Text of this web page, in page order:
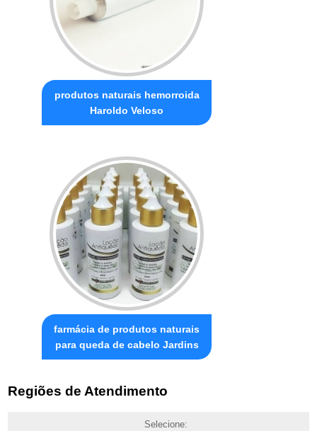
produtos naturais hemorroida
Haroldo Veloso
farmácia de produtos naturais
para queda de cabelo Jardins
Regiões de Atendimento
Selecione: